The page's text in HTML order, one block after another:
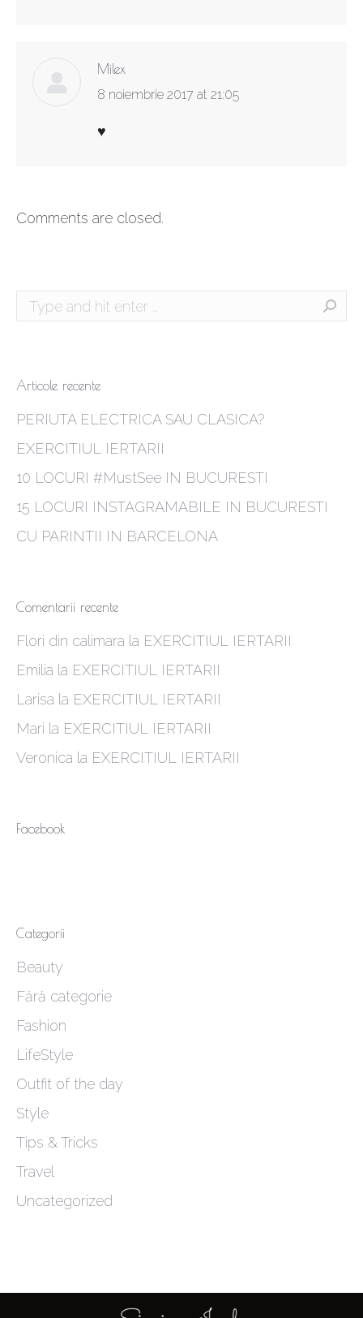
Milex
says:
8 noiembrie 2017 at 21:05
♥
Comments are closed.
Search:
Articole recente
PERIUTA ELECTRICA SAU CLASICA?
EXERCITIUL IERTARII
10 LOCURI #MustSee IN BUCURESTI
15 LOCURI INSTAGRAMABILE IN BUCURESTI
CU PARINTII IN BARCELONA
Comentarii recente
Flori din calimara la EXERCITIUL IERTARII
Emilia la EXERCITIUL IERTARII
Larisa la EXERCITIUL IERTARII
Mari la EXERCITIUL IERTARII
Veronica la EXERCITIUL IERTARII
Facebook
Categorii
Beauty
Fără categorie
Fashion
LifeStyle
Outfit of the day
Style
Tips & Tricks
Travel
Uncategorized